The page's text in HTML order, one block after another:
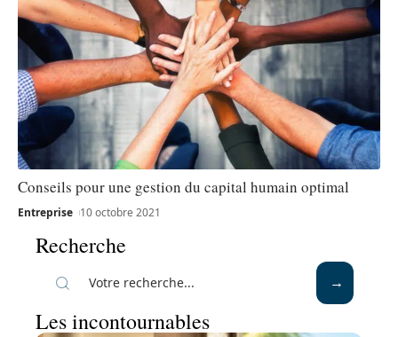
Conseils pour une gestion du capital humain optimal
Entreprise 10 octobre 2021
Recherche
Les incontournables